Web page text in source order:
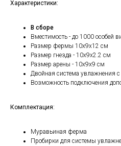
Характеристики:
В сборе
Вместимость - до 1000 особей
Размер фермы 10х9х12 см
Размер гнезда - 10х9х2.2 см
Размер арены - 10х9х9 см
Двойная система увлажнения с
Возможность подключения
Комплектация:
Муравьиная ферма
Пробирки для системы